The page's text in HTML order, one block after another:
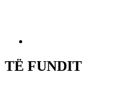
TË FUNDIT